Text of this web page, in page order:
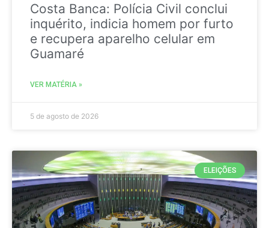
Costa Banca: Polícia Civil conclui
inquérito, indicia homem por furto
e recupera aparelho celular em
Guamaré
VER MATÉRIA »
5 de agosto de 2026
ELEIÇÕES